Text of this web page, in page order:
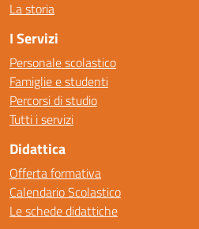
La storia
I Servizi
Personale scolastico
Famiglie e studenti
Percorsi di studio
Tutti i servizi
Didattica
Offerta formativa
Calendario Scolastico
Le schede didattiche